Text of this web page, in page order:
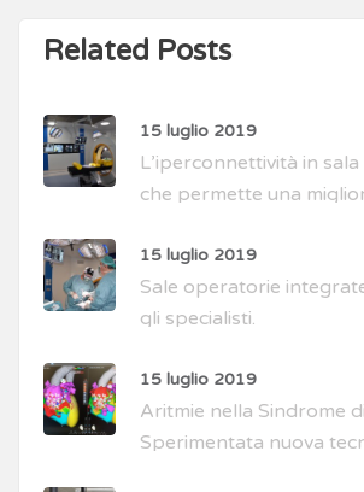
Related Posts
15 luglio 2019
L’iperconnettività in
che permette una
15 luglio 2019
Sale operatorie
gli specialisti.
15 luglio 2019
Aritmie nella Sindrome
Sperimentata nuova